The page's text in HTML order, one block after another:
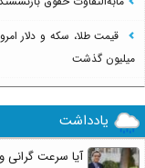
میلیون گذشت
یادداشت
آیا سرعت گرانی